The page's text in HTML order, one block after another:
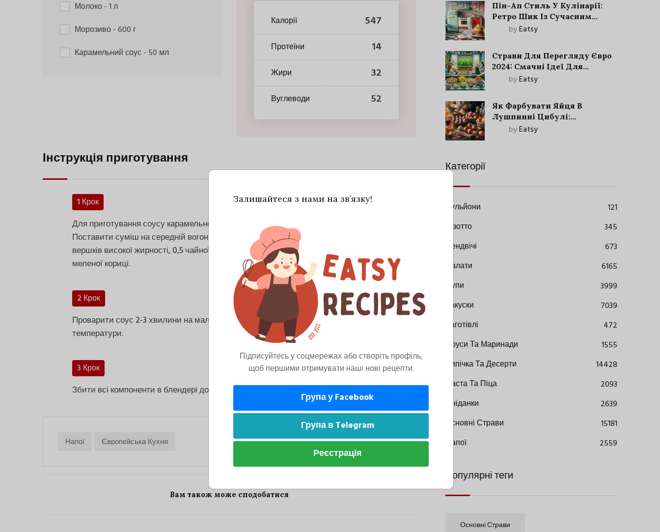
Молоко- 1 л
Морозиво- 600 г
Карамельний соус- 50 мл
Калорії 547
Протеїни 14
Жири 32
Вуглеводи 52
Інструкція приготування
1 Крок
Для приготування соусу карамельного змішати 100 мл води і 100 грам цукру.
Поставити суміш на середній вогонь і випарувати третину. Додати 2 столові ложки
вершків високої жирності, 0,5 чайної ложки солі, дрібку меленого чорного перцю та
меленої кориці.
2 Крок
Проварити соус 2-3 хвилини на маленькому вогні. Дати охолонути до кімнатної
температури.
3 Крок
Збити всі компоненти в блендері до отримання густої однорідної маси.
Напої Європейська Кухня
Вам також може сподобатися
Пін-Ап Стиль У Кулінарії:
Ретро Шик Із Сучасним
Акцентом
byEatsy
Страви Для Перегляду Євро
2024: Смачні Ідеї Для
Футбольного Свята
byEatsy
Як Фарбувати Яйця В
Лушпинні Цибулі:
Старовинний Метод З
byEatsy
Категорії
Бульйони
121
Різотто
345
Сендвічі
673
Салати
6165
Супи
3999
Закуски
7039
Заготівлі
472
Соуси Та Маринади
1555
Випічка Та Десерти
14428
Паста Та Піца
2093
Сніданки
2639
Основні Страви
15181
Напої
2559
Популярні теги
Основні Страви
Залишайтеся з нами на зв’язку!
Підписуйтесь у соцмережах або створіть профіль,
щоб першими отримувати наші нові рецепти.
Група у Facebook
Група в Telegram
Реєстрація